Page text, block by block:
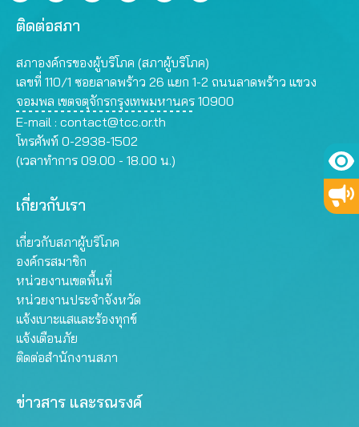
ติดต่อสภา
สภาองค์กรของผู้บริโภค (สภาผู้บริโภค)
เลขที่ 110/1 ซอยลาดพร้าว 26 แยก 1-2 ถนนลาดพร้าว แขวง
จอมพล เขตจตุจักรกรุงเทพมหานคร 10900
E-mail : contact@tcc.or.th
โทรศัพท์ 0-2938-1502
(เวลาทำการ 09.00 - 18.00 น.)
เกี่ยวกับเรา
เกี่ยวกับสภาผู้บริโภค
องค์กรสมาชิก
หน่วยงานเขตพื้นที่
หน่วยงานประจำจังหวัด
แจ้งเบาะแสและร้องทุกข์
แจ้งเตือนภัย
ติดต่อสำนักงานสภา
ข่าวสาร และรณรงค์